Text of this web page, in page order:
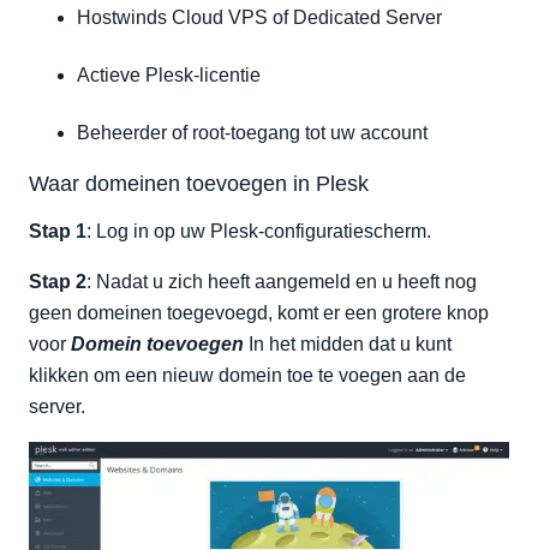
Hostwinds Cloud VPS of Dedicated Server
Actieve Plesk-licentie
Beheerder of root-toegang tot uw account
Waar domeinen toevoegen in Plesk
Stap 1: Log in op uw Plesk-configuratiescherm.
Stap 2: Nadat u zich heeft aangemeld en u heeft nog
geen domeinen toegevoegd, komt er een grotere knop
voor Domein toevoegen In het midden dat u kunt
klikken om een nieuw domein toe te voegen aan de
server.